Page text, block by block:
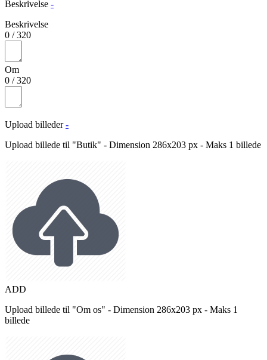
Beskrivelse -
Beskrivelse
0 /320
Om
0 /320
Upload billeder -
Upload billede til "Butik" - Dimension 286x203 px - Maks 1 billede
ADD
Upload billede til "Om os" - Dimension 286x203 px - Maks 1
billede